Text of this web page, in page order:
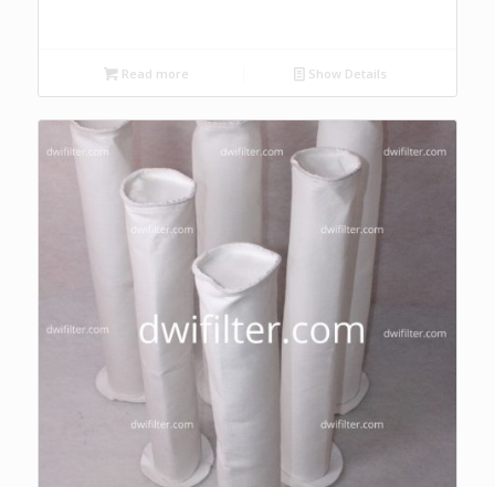
Read more Show Details